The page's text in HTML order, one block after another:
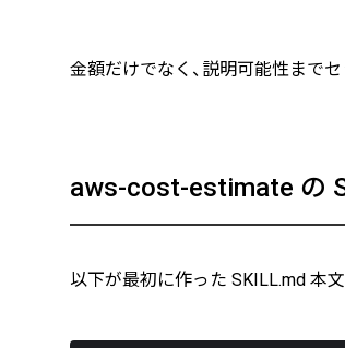
金額だけでなく、説明可能性まで
aws-cost-estimate の
以下が最初に作った SKILL.md 本文